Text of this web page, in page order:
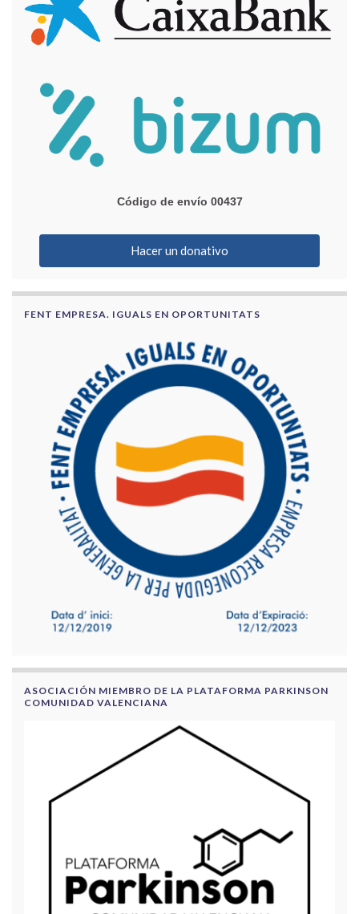
Código de envío 00437
Hacer un donativo
FENT EMPRESA. IGUALS EN OPORTUNITATS
ASOCIACIÓN MIEMBRO DE LA PLATAFORMA PARKINSON
COMUNIDAD VALENCIANA